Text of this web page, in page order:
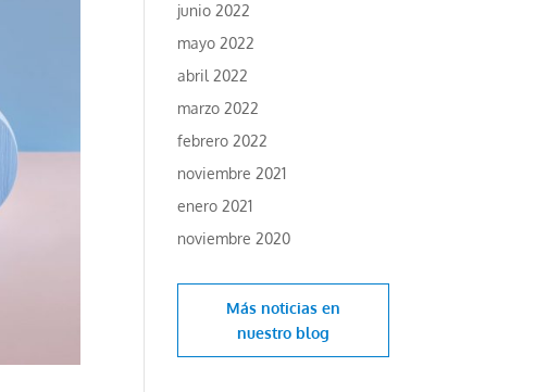
junio 2022
mayo 2022
abril 2022
marzo 2022
febrero 2022
noviembre 2021
enero 2021
noviembre 2020
Más noticias en
nuestro blog